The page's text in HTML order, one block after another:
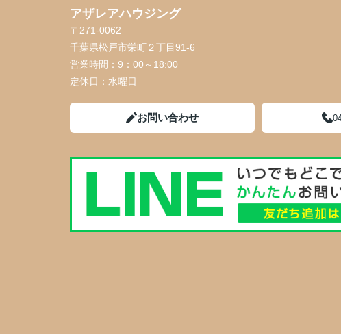
アザレアハウジング
〒271-0062
千葉県松戸市栄町２丁目91-6
営業時間： 9：00～18:00
定休日： 水曜日
お問い合わせ